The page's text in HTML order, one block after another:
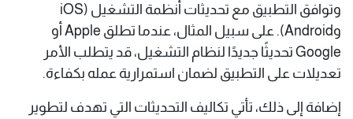
وتوافق التطبيق مع تحديثات أنظمة التشغيل (iOS
وAndroid). على سبيل المثال، عندما تطلق Apple أو
Google تحديثًا جديدًا لنظام التشغيل، قد يتطلب الأمر
تعديلات على التطبيق لضمان استمرارية عمله بكفاءة.
إضافة إلى ذلك، تأتي تكاليف التحديثات التي تهدف لتطوير